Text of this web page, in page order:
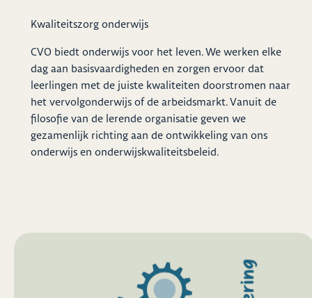
Kwaliteitszorg onderwijs
CVO biedt onderwijs voor het leven. We werken elke
dag aan basisvaardigheden en zorgen ervoor dat
leerlingen met de juiste kwaliteiten doorstromen naar
het vervolgonderwijs of de arbeidsmarkt. Vanuit de
filosofie van de lerende organisatie geven we
gezamenlijk richting aan de ontwikkeling van ons
onderwijs en onderwijskwaliteitsbeleid.